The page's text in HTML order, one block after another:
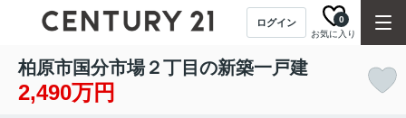
ログイン
お気に入り
0
柏原市国分市場２丁目の新築一戸建
2,490万円